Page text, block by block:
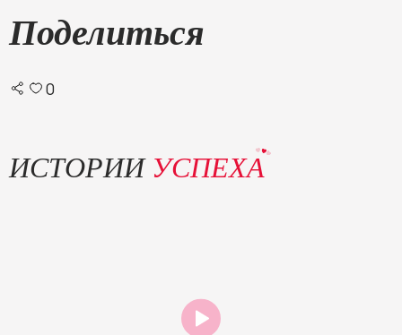
Поделиться
0
ИСТОРИИ УСПЕХА